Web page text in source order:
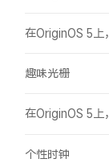
在OriginOS 5上
趣味光栅
在OriginOS 5上
个性时钟